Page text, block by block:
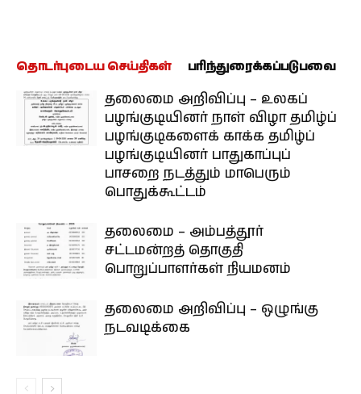
தொடர்புடைய செய்திகள் பரிந்துரைக்கப்படுபவை
தலைமை அறிவிப்பு – உலகப்
பழங்குடியினர் நாள் விழா தமிழ்ப்
பழங்குடிகளைக் காக்க தமிழ்ப்
பழங்குடியினர் பாதுகாப்புப்
பாசறை நடத்தும் மாபெரும்
பொதுக்கூட்டம்
தலைமை – அம்பத்தூர்
சட்டமன்றத் தொகுதி
பொறுப்பாளர்கள் நியமனம்
தலைமை அறிவிப்பு – ஒழுங்கு
நடவடிக்கை